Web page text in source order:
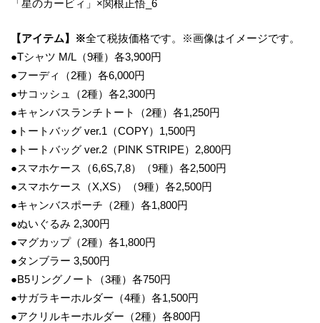
「星のカービィ」×関根正悟_6
【アイテム】※全て税抜価格です。※画像はイメージです。
●Tシャツ M/L（9種）各3,900円
●フーディ（2種）各6,000円
●サコッシュ（2種）各2,300円
●キャンバスランチトート（2種）各1,250円
●トートバッグ ver.1（COPY）1,500円
●トートバッグ ver.2（PINK STRIPE）2,800円
●スマホケース（6,6S,7,8）（9種）各2,500円
●スマホケース（X,XS）（9種）各2,500円
●キャンバスポーチ（2種）各1,800円
●ぬいぐるみ 2,300円
●マグカップ（2種）各1,800円
●タンブラー 3,500円
●B5リングノート（3種）各750円
●サガラキーホルダー（4種）各1,500円
●アクリルキーホルダー（2種）各800円